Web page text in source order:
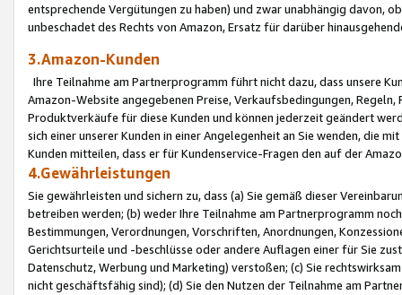
entsprechende Vergütungen zu haben) und zwar unabhängig davon,
unbeschadet des Rechts von Amazon, Ersatz für darüber
3.Amazon-Kunden
Ihre Teilnahme am Partnerprogramm führt nicht dazu, dass unsere
Amazon-Website angegebenen Preise, Verkaufsbedingungen,
Produktverkäufe für diese Kunden und können jederzeit geändert
sich einer unserer Kunden in einer Angelegenheit an Sie wenden, die
Kunden mitteilen, dass er für Kundenservice-Fragen den auf der
4.Gewährleistungen
Sie gewährleisten und sichern zu, dass (a) Sie gemäß dieser
betreiben werden; (b) weder Ihre Teilnahme am Partnerprogramm
Bestimmungen, Verordnungen, Vorschriften, Anordnungen,
Gerichtsurteile und -beschlüsse oder andere Auflagen einer für Sie
Datenschutz, Werbung und Marketing) verstoßen; (c) Sie
nicht geschäftsfähig sind); (d) Sie den Nutzen der Teilnahme am